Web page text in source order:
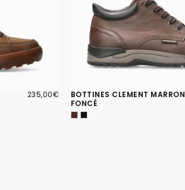
235,00€
PRIX
235,00€
BOTTINES CLEMENT MARRON
FONCÉ